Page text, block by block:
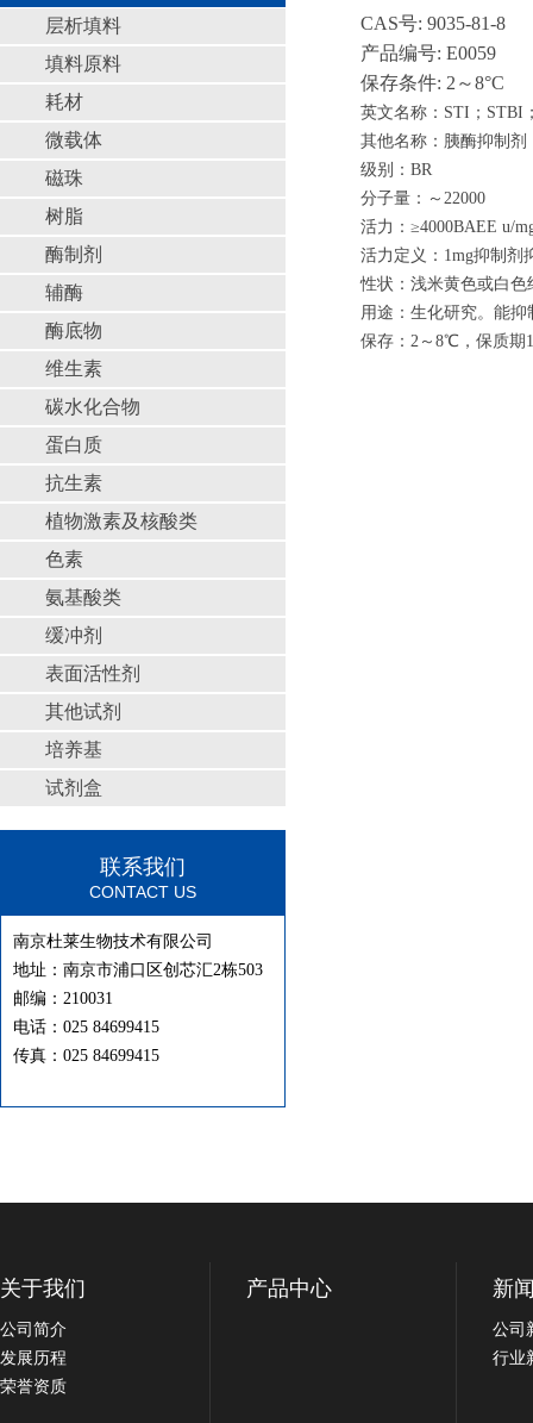
层析填料
填料原料
耗材
微载体
磁珠
树脂
酶制剂
辅酶
酶底物
维生素
碳水化合物
蛋白质
抗生素
植物激素及核酸类
色素
氨基酸类
缓冲剂
表面活性剂
其他试剂
培养基
试剂盒
联系我们
CONTACT US
南京杜莱生物技术有限公司
地址：南京市浦口区创芯汇2栋503
邮编：210031
电话：025 84699415
传真：025 84699415
CAS号: 9035-81-8
产品编号: E0059
保存条件: 2～8°C
英文名称：STI；STBI
其他名称：胰酶抑制剂
级别：BR
分子量：～22000
活力：≥4000BAEE u/
活力定义：1mg抑制剂
性状：浅米黄色或白
用途：生化研究。能
保存：2～8℃，保质期
关于我们
公司简介
发展历程
荣誉资质
产品中心 新
公司
行业